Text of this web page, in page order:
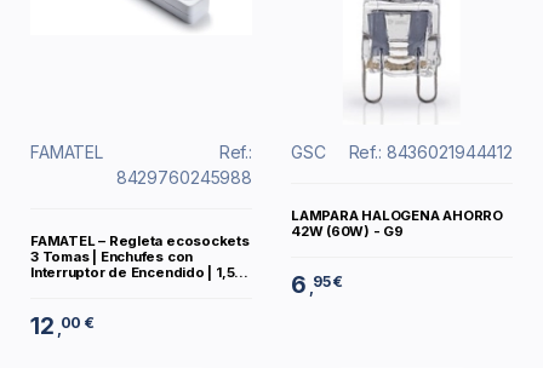
FAMATEL
Ref.:
8429760245988
FAMATEL – Regleta ecosockets
3 Tomas | Enchufes con
Interruptor de Encendido | 1,5...
12 ,00 €
GSC Ref.: 8436021944412
LAMPARA HALOGENA AHORRO
42W (60W) - G9
6 ,95 €